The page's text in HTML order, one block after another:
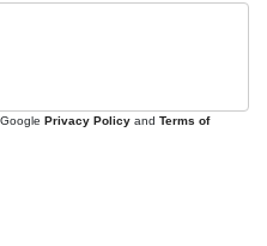
Privacy Policy and Terms of